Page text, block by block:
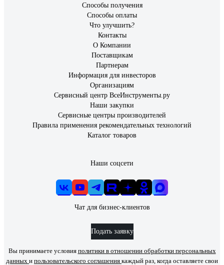
Способы получения
Способы оплаты
Что улучшить?
Контакты
О Компании
Поставщикам
Партнерам
Информация для инвесторов
Организациям
Сервисный центр ВсеИнструменты.ру
Наши закупки
Сервисные центры производителей
Правила применения рекомендательных технологий
Каталог товаров
Наши соцсети
Чат для бизнес-клиентов
Подать заявку
Вы принимаете условия политики в отношении обработки персональных
данных и пользовательского соглашения каждый раз, когда оставляете свои